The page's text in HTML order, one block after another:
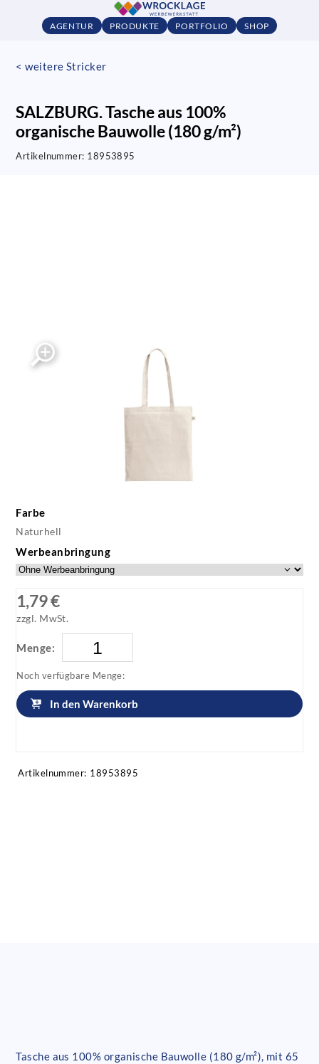
AGENTUR PRODUKTE PORTFOLIO SHOP
< weitere Stricker
SALZBURG. Tasche aus 100%
organische Bauwolle (180 g/m²)
Artikelnummer: 18953895
Farbe
Naturhell
Werbeanbringung
1,79 €
zzgl. MwSt.
Menge:
Noch verfügbare Menge:
In den Warenkorb
Artikelnummer: 18953895
Tasche aus 100% organische Bauwolle (180 g/m²), mit 65